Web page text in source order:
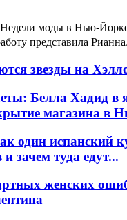
Недели моды в Нью-
представила
звезды на
Белла Хадид в
магазина в
один испанский
зачем туда едут...
женских